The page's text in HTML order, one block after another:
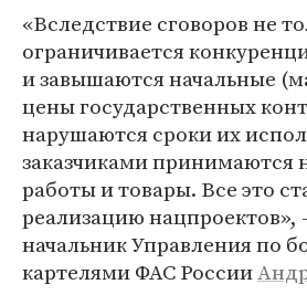
«Вследствие сговоров не
ограничивается
и завышаются начальные
цены государственных
нарушаются сроки их
заказчиками принимаются
работы и товары. Все это
реализацию нацпроектов»,
начальник Управления по
картелями ФАС России